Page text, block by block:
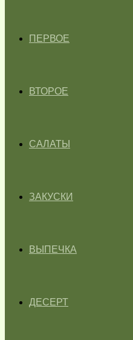
ПЕРВОЕ
ВТОРОЕ
САЛАТЫ
ЗАКУСКИ
ВЫПЕЧКА
ДЕСЕРТ